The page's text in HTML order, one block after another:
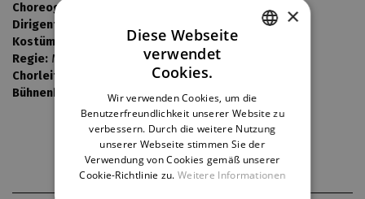
Choreografie:
Dirigent:
Kostüme:
Jarmila Křížková
Regie: Miroslav Doutlík
Chorleiter:
Jaroslav Buďárek
Bühnenbild:
Otakar Schindler
GERMAN
×
Diese Webseite
verwendet
Cookies.
Wir verwenden Cookies, um die
Benutzerfreundlichkeit unserer Website zu
verbessern. Durch die weitere Nutzung
unserer Webseite stimmen Sie der
Verwendung von Cookies gemäß unserer
Cookie-Richtlinie zu. Weitere Informationen